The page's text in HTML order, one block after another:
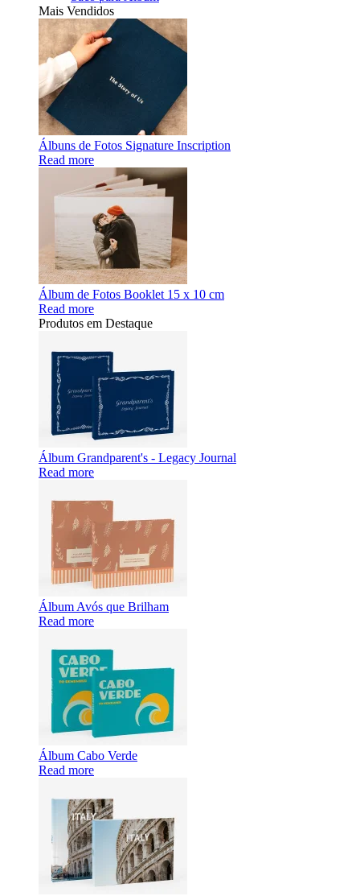
Mais Vendidos
Álbuns de Fotos Signature Inscription
Read more
Álbum de Fotos Booklet 15 x 10 cm
Read more
Produtos em Destaque
Álbum Grandparent's - Legacy Journal
Read more
Álbum Avós que Brilham
Read more
Álbum Cabo Verde
Read more